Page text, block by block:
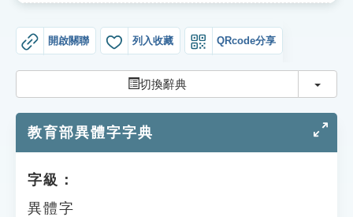
遊戲專區
教學應用
貓頭鷹博士
開啟關聯 列入收藏 QRcode分享
切換辭典 切換
教育部異體字字典
字級：
異體字